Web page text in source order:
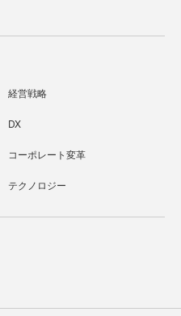
経営戦略
DX
コーポレート変革
テクノロジー